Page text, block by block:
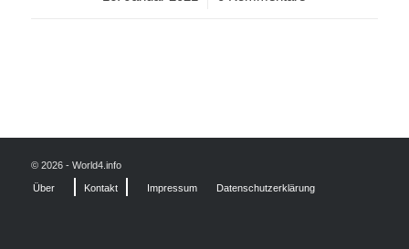
© 2026 - World4.info
Über Kontakt Impressum Datenschutzerklärung